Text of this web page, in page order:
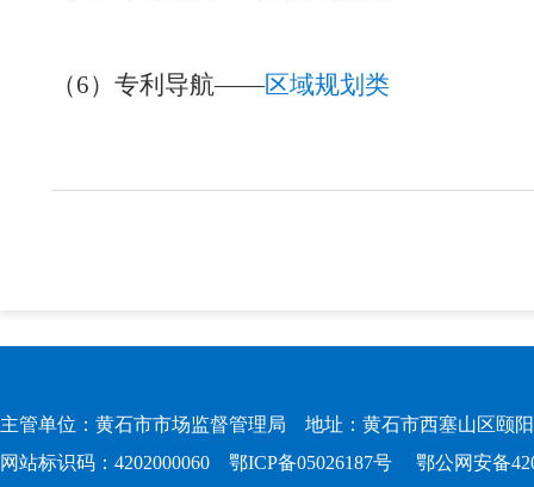
（6）专利导航——区域规划类
主管单位：黄石市市场监督管理局 地址：黄石市西塞山区颐
网站标识码：4202000060 鄂ICP备05026187号 鄂公网安备